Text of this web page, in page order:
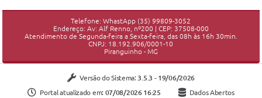
Telefone: WhastApp (35) 99809-3052
Endereço: Av: Alf Renno, nº200 | CEP: 37508-000
Atendimento de Segunda-feira a Sexta-feira, das 08h às 16h 30min.
CNPJ: 18.192.906/0001-10
Piranguinho - MG
Versão do Sistema: 3.5.3 - 19/06/2026
Portal atualizado em: 07/08/2026 16:25 Dados Abertos